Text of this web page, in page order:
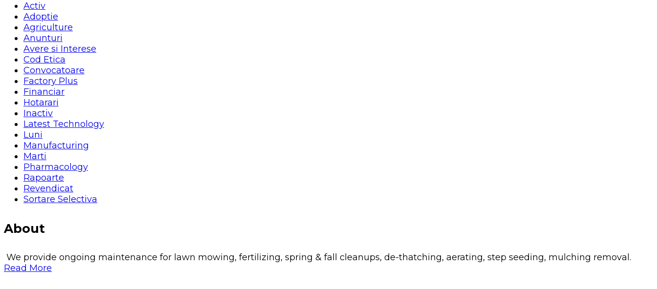
Activ
Adoptie
Agriculture
Anunturi
Avere si Interese
Cod Etica
Convocatoare
Factory Plus
Financiar
Hotarari
Inactiv
Latest Technology
Luni
Manufacturing
Marti
Pharmacology
Rapoarte
Revendicat
Sortare Selectiva
About
We provide ongoing maintenance for lawn mowing, fertilizing, spring & fall cleanups, de-thatching, aerating, step seeding, mulching removal.
Read More